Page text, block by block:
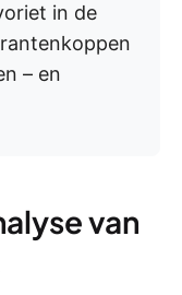
in de
– en
van